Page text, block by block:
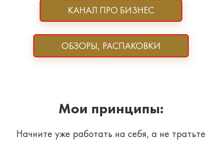
КАНАЛ ПРО БИЗНЕС
ОБЗОРЫ, РАСПАКОВКИ
Мои принципы:
Начните уже работать на себя, а не тратьте